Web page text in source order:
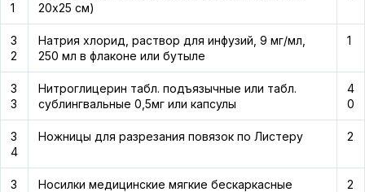
1
20х25 см)
3
2
Натрия хлорид, раствор для инфузий, 9 мг/мл,
250 мл в флаконе или бутыле
1
3
3
Нитроглицерин табл. подъязычные или табл.
сублингвальные 0,5мг или капсулы
4
0
3
4
Ножницы для разрезания повязок по Листеру 2
3
Носилки медицинские мягкие бескаркасные 2